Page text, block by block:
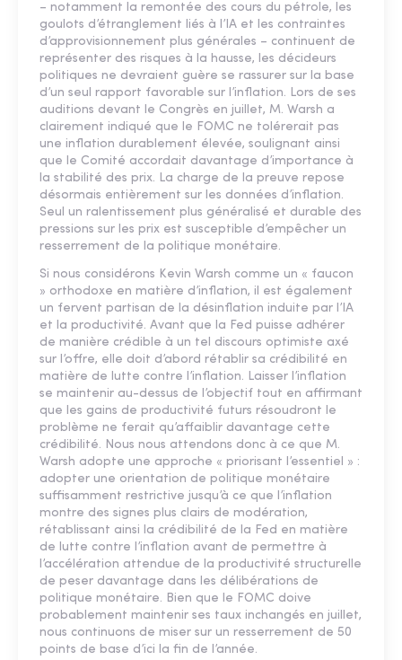
– notamment la remontée des cours du pétrole, les
goulots d’étranglement liés à l’IA et les contraintes
d’approvisionnement plus générales – continuent de
représenter des risques à la hausse, les décideurs
politiques ne devraient guère se rassurer sur la base
d’un seul rapport favorable sur l’inflation. Lors de ses
auditions devant le Congrès en juillet, M. Warsh a
clairement indiqué que le FOMC ne tolérerait pas
une inflation durablement élevée, soulignant ainsi
que le Comité accordait davantage d’importance à
la stabilité des prix. La charge de la preuve repose
désormais entièrement sur les données d’inflation.
Seul un ralentissement plus généralisé et durable des
pressions sur les prix est susceptible d’empêcher un
resserrement de la politique monétaire.
Si nous considérons Kevin Warsh comme un « faucon
» orthodoxe en matière d’inflation, il est également
un fervent partisan de la désinflation induite par l’IA
et la productivité. Avant que la Fed puisse adhérer
de manière crédible à un tel discours optimiste axé
sur l’offre, elle doit d’abord rétablir sa crédibilité en
matière de lutte contre l’inflation. Laisser l’inflation
se maintenir au-dessus de l’objectif tout en affirmant
que les gains de productivité futurs résoudront le
problème ne ferait qu’affaiblir davantage cette
crédibilité. Nous nous attendons donc à ce que M.
Warsh adopte une approche « priorisant l’essentiel » :
adopter une orientation de politique monétaire
suffisamment restrictive jusqu’à ce que l’inflation
montre des signes plus clairs de modération,
rétablissant ainsi la crédibilité de la Fed en matière
de lutte contre l’inflation avant de permettre à
l’accélération attendue de la productivité structurelle
de peser davantage dans les délibérations de
politique monétaire. Bien que le FOMC doive
probablement maintenir ses taux inchangés en juillet,
nous continuons de miser sur un resserrement de 50
points de base d’ici la fin de l’année.